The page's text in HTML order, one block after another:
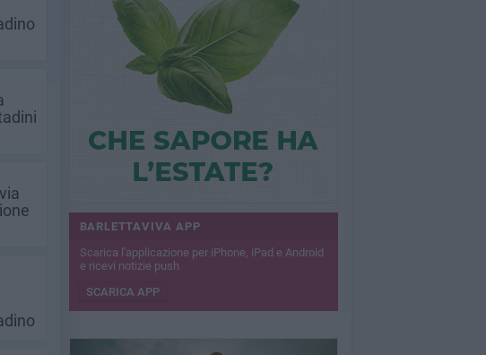
BARLETTAVIVA APP
Scarica l'applicazione per iPhone, iPad e Android
e ricevi notizie push
SCARICA APP